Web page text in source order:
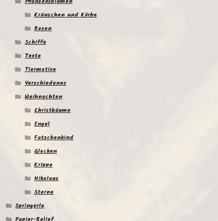
Kränzchen und Körbe
Rosen
Schiffe
Texte
Tiermotive
Verschiedenes
Weihnachten
Christbäume
Engel
Fatschenkind
Glocken
Krippe
Nikolaus
Sterne
Springerle